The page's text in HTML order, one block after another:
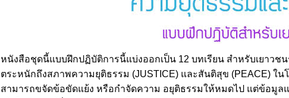
หนังสือชุดนี้แบบฝึกปฏิบัติการนี้แบ่งออกเป็น 12 บทเรียน สำหรับเยาว
ตระหนักถึงสภาพความยุติธรรม (JUSTICE) และสันติสุข (PEACE) ใ
สามารถขจัดข้อขัดแย้ง หรือกำจัดความ อยุติธรรมให้หมดไป แต่ข้อมูล